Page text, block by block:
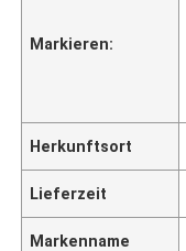
Markieren:
Herkunftsort
Lieferzeit
Markenname